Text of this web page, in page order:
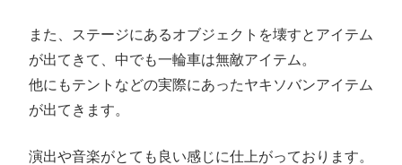
また、ステージにあるオブジェクトを壊すとアイテム
が出てきて、中でも一輪車は無敵アイテム。
他にもテントなどの実際にあったヤキソバンアイテム
が出てきます。
演出や音楽がとても良い感じに仕上がっております。